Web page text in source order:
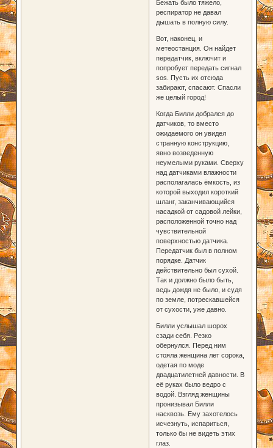
Бежать было тяжело,
респиратор не давал
дышать в полную силу.
Вот, наконец, и
метеостанция. Он найдет
передатчик, включит и
попробует передать сигнал
sos. Пусть их отсюда
забирают, спасают. Спасли
же целый город!
Когда Билли добрался до
датчиков, то вместо
ожидаемого он увидел
странную конструкцию,
явно возведенную
неумелыми руками. Сверху
над датчиками влажности
располагалась ёмкость, из
которой выходил короткий
шланг, заканчивающийся
насадкой от садовой лейки,
расположенной точно над
чувствительной
поверхностью датчика.
Передатчик был в полном
порядке. Датчик
действительно был сухой.
Так и должно было быть,
ведь дождя не было, и судя
по земле, потрескавшейся
от сухости, уже давно.
Билли услышал шорох
сзади себя. Резко
обернулся. Перед ним
стояла женщина лет сорока,
одетая по моде
двадцатилетней давности. В
её руках было ведро с
водой. Взгляд женщины
пронизывал Билли
насквозь. Ему захотелось
исчезнуть, испариться,
только бы не видеть этих
глаз.